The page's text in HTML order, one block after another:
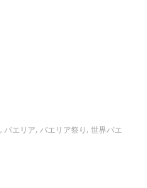
, パエリア, パエリア祭り , 世界パエ